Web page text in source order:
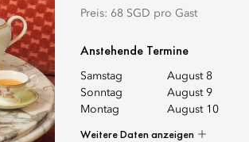
Preis: 68 SGD pro Gast
Anstehende Termine
Samstag August 8
Sonntag
August 9
Montag
August 10
Weitere Daten anzeigen